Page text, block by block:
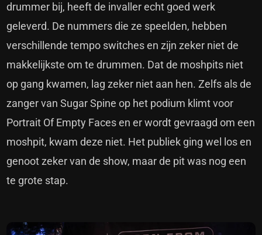
drummer bij, heeft de invaller echt goed werk
geleverd. De nummers die ze speelden, hebben
verschillende tempo switches en zijn zeker niet de
makkelijkste om te drummen. Dat de moshpits niet
op gang kwamen, lag zeker niet aan hen. Zelfs als de
zanger van Sugar Spine op het podium klimt voor
Portrait Of Empty Faces en er wordt gevraagd om een
moshpit, kwam deze niet. Het publiek ging wel los en
genoot zeker van de show, maar de pit was nog een
te grote stap.